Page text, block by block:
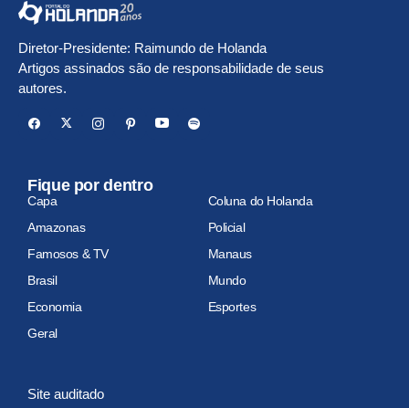
Diretor-Presidente: Raimundo de Holanda
Artigos assinados são de responsabilidade de seus
autores.
Fique por dentro
Capa
Coluna do Holanda
Amazonas
Policial
Famosos & TV
Manaus
Brasil
Mundo
Economia
Esportes
Geral
Site auditado